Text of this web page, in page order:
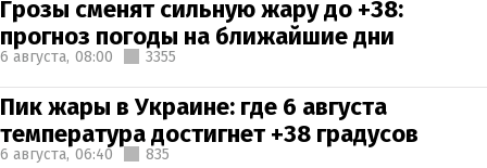
Грозы сменят сильную жару до +38:
прогноз погоды на ближайшие дни
6 августа, 08:00 3355
Пик жары в Украине: где 6 августа
температура достигнет +38 градусов
6 августа, 06:40 835